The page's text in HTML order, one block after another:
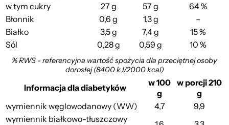
w tym cukry
27 g 57 g
64 %
Błonnik
0,6 g 1,3 g
–
Białko
3,5 g 7,4 g
15 %
Sól
0,28 g 0,59 g 10 %
% RWS - referencyjna wartość spożycia dla przeciętnej osoby
dorosłej (8400 kJ/2000 kcal)
Informacja dla diabetyków
w 100
g
w porcji 210
g
wymiennik węglowodanowy (WW)
4,7
9,9
wymiennik białkowo-tłuszczowy